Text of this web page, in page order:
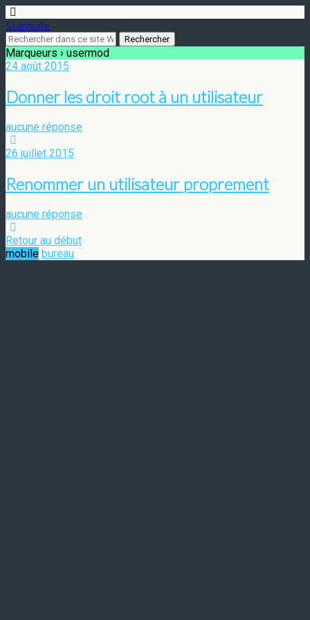
Starmate
Marqueurs › usermod
24 août 2015
Donner les droit root à un utilisateur
aucune réponse
26 juillet 2015
Renommer un utilisateur proprement
aucune réponse
Retour au début
mobile bureau